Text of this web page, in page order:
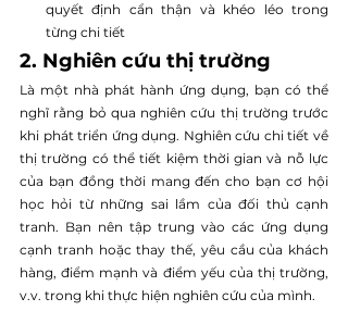
quyết định cẩn thận và khéo léo trong
từng chi tiết
2. Nghiên cứu thị trường
Là một nhà phát hành ứng dụng, bạn có thể
nghĩ rằng bỏ qua nghiên cứu thị trường trước
khi phát triển ứng dụng. Nghiên cứu chi tiết về
thị trường có thể tiết kiệm thời gian và nỗ lực
của bạn đồng thời mang đến cho bạn cơ hội
học hỏi từ những sai lầm của đối thủ cạnh
tranh. Bạn nên tập trung vào các ứng dụng
cạnh tranh hoặc thay thế, yêu cầu của khách
hàng, điểm mạnh và điểm yếu của thị trường,
v.v. trong khi thực hiện nghiên cứu của mình.